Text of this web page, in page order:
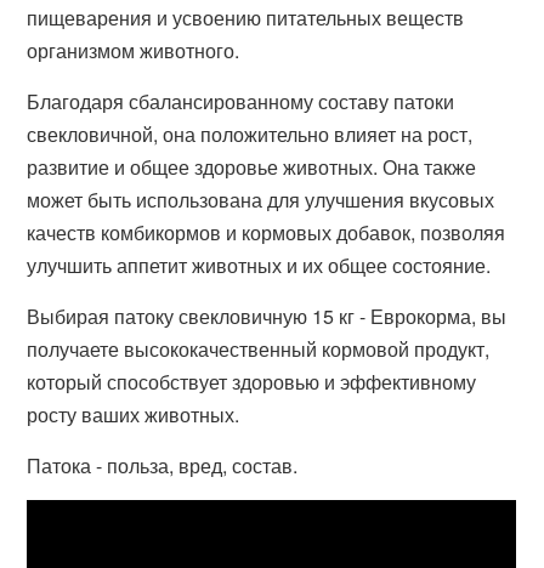
пищеварения и усвоению питательных веществ
организмом животного.
Благодаря сбалансированному составу патоки
свекловичной, она положительно влияет на рост,
развитие и общее здоровье животных. Она также
может быть использована для улучшения вкусовых
качеств комбикормов и кормовых добавок, позволяя
улучшить аппетит животных и их общее состояние.
Выбирая патоку свекловичную 15 кг - Еврокорма, вы
получаете высококачественный кормовой продукт,
который способствует здоровью и эффективному
росту ваших животных.
Патока - польза, вред, состав.